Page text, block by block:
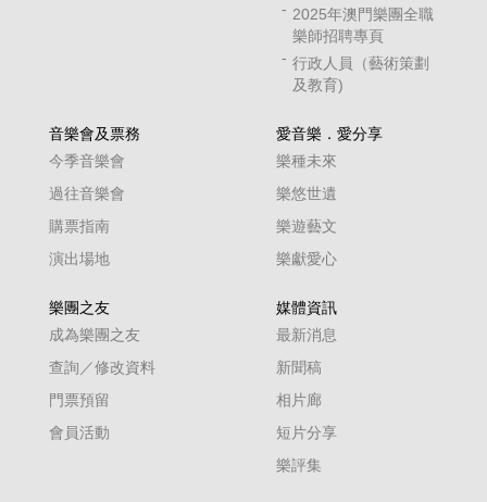
2025年澳門樂團全職
樂師招聘專頁
行政人員（藝術策劃
及教育)
音樂會及票務
今季音樂會
過往音樂會
購票指南
演出場地
愛音樂．愛分享
樂種未來
樂悠世遺
樂遊藝文
樂獻愛心
樂團之友
成為樂團之友
查詢／修改資料
門票預留
會員活動
媒體資訊
最新消息
新聞稿
相片廊
短片分享
樂評集